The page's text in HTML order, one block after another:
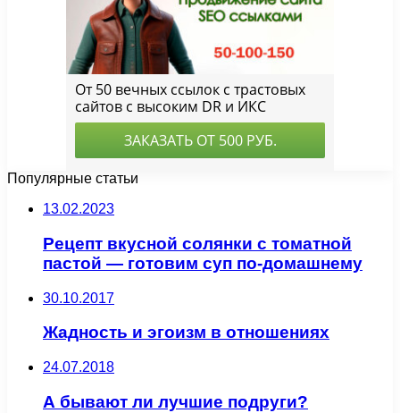
Популярные статьи
13.02.2023
Рецепт вкусной солянки с томатной
пастой — готовим суп по-домашнему
30.10.2017
Жадность и эгоизм в отношениях
24.07.2018
А бывают ли лучшие подруги?